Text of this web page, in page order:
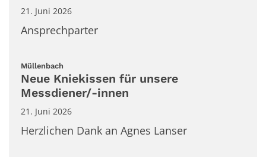
21. Juni 2026
Ansprechparter
Müllenbach
Neue Kniekissen für unsere
Messdiener/-innen
21. Juni 2026
Herzlichen Dank an Agnes Lanser